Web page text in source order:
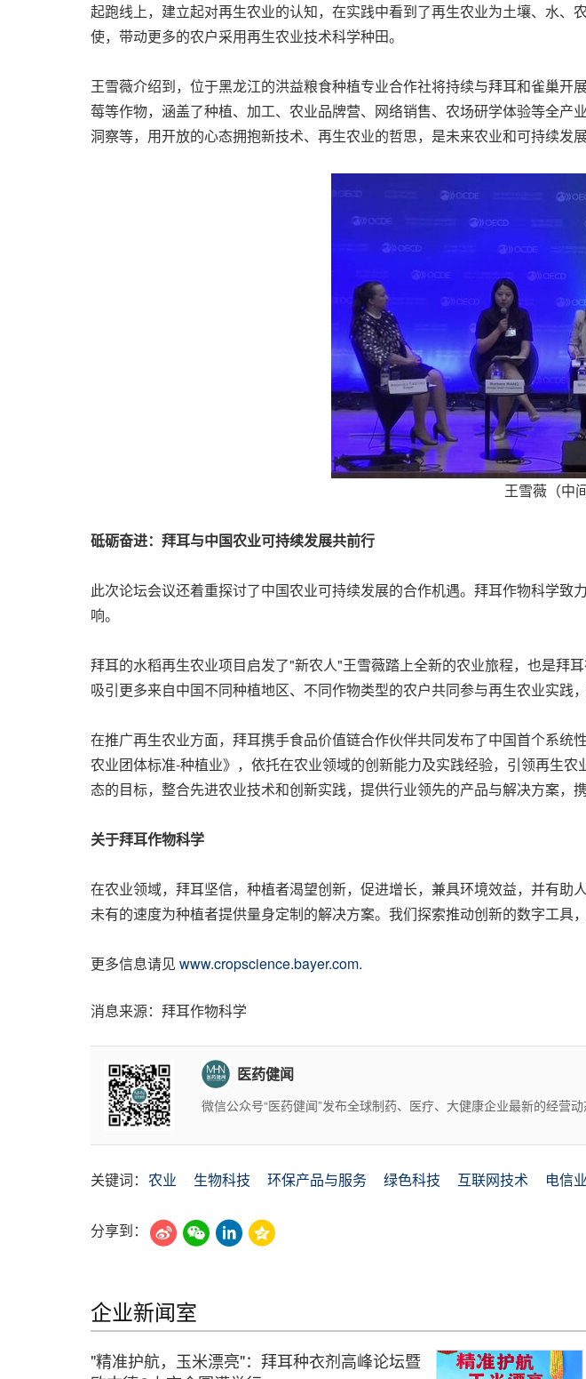
起跑线上，建立起对再生农业的认知，在实践中看到了再生农业为土壤、水
使，带动更多的农户采用再生农业技术科学种田。
王雪薇介绍到，位于黑龙江的洪益粮食种植专业合作社将持续与拜耳和雀巢
莓等作物，涵盖了种植、加工、农业品牌营、网络销售、农场研学体验等全
洞察等，用开放的心态拥抱新技术、再生农业的哲思，是未来农业和可持续发
王雪薇（中
砥砺奋进：拜耳与中国农业可持续发展共前行
此次论坛会议还着重探讨了中国农业可持续发展的合作机遇。拜耳作物科学
响。
拜耳的水稻再生农业项目启发了"新农人"王雪薇踏上全新的农业旅程，也是拜
吸引更多来自中国不同种植地区、不同作物类型的农户共同参与再生农业实践
在推广再生农业方面，拜耳携手食品价值链合作伙伴共同发布了中国首个系
农业团体标准-种植业》，依托在农业领域的创新能力及实践经验，引领再生
态的目标，整合先进农业技术和创新实践，提供行业领先的产品与解决方案，
关于拜耳作物科学
在农业领域，拜耳坚信，种植者渴望创新，促进增长，兼具环境效益，并有
未有的速度为种植者提供量身定制的解决方案。我们探索推动创新的数字工具
更多信息请见 www.cropscience.bayer.com.
消息来源：拜耳作物科学
医药健闻
微信公众号“医药健闻”发布全球制药、医疗、大健康企业最新的经营动
关键词： 农业 生物科技 环保产品与服务 绿色科技 互联网技术 电信业
分享到：
企业新闻室
"精准护航，玉米漂亮"：拜耳种衣剂高峰论坛暨